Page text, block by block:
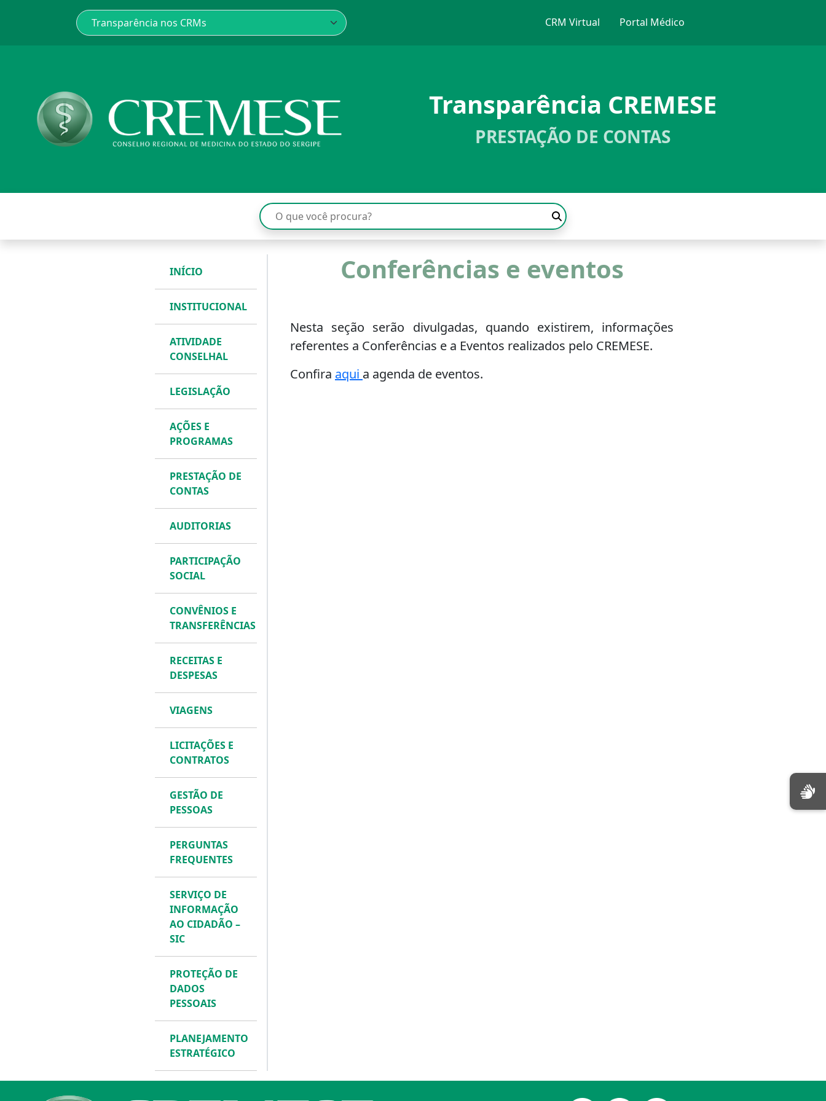
CRM Virtual Portal Médico
Transparência CREMESE
PRESTAÇÃO DE CONTAS
INÍCIO
INSTITUCIONAL
ATIVIDADE
CONSELHAL
LEGISLAÇÃO
AÇÕES E
PROGRAMAS
PRESTAÇÃO DE
CONTAS
AUDITORIAS
PARTICIPAÇÃO
SOCIAL
CONVÊNIOS E
TRANSFERÊNCIAS
RECEITAS E
DESPESAS
VIAGENS
LICITAÇÕES E
CONTRATOS
GESTÃO DE
PESSOAS
PERGUNTAS
FREQUENTES
SERVIÇO DE
INFORMAÇÃO
AO CIDADÃO –
SIC
PROTEÇÃO DE
DADOS
PESSOAIS
PLANEJAMENTO
ESTRATÉGICO
Conferências e eventos
Nesta seção serão divulgadas, quando existirem, informações
referentes a Conferências e a Eventos realizados pelo CREMESE.
Confira aqui a agenda de eventos.